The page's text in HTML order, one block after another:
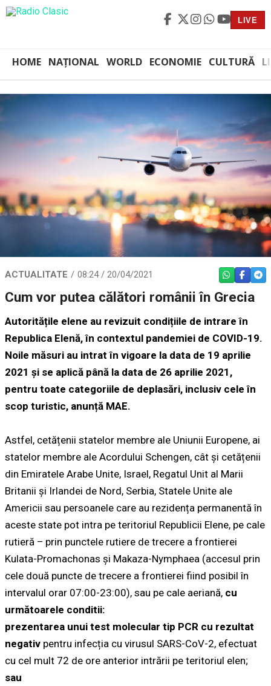
LIVE
HOME NAȚIONAL WORLD ECONOMIE CULTURĂ
ACTUALITATE 08:24 / 20/04/2021 WHATSAPP
Cum vor putea călători românii în Grecia
Autoritățile elene au revizuit condițiile de intrare în
Republica Elenă, în contextul pandemiei de COVID-19.
Noile măsuri au intrat în vigoare la data de 19 aprilie
2021 și se aplică până la data de 26 aprilie 2021,
pentru toate categoriile de deplasări, inclusiv cele în
scop turistic, anunță MAE.
Astfel, cetățenii statelor membre ale Uniunii Europene, ai
statelor membre ale Acordului Schengen, cât și cetățenii
din Emiratele Arabe Unite, Israel, Regatul Unit al Marii
Britanii și Irlandei de Nord, Serbia, Statele Unite ale
Americii sau persoanele care au rezidența permanentă în
aceste state pot intra pe teritoriul Republicii Elene, pe cale
rutieră – prin punctele rutiere de trecere a frontierei
Kulata-Promachonas și Makaza-Nymphaea (accesul prin
cele două puncte de trecere a frontierei fiind posibil în
intervalul orar 07:00-23:00), sau pe cale aeriană, cu
următoarele conditii:
prezentarea unui test molecular tip PCR cu rezultat
negativ pentru infecția cu virusul SARS-CoV-2, efectuat
cu cel mult 72 de ore anterior intrării pe teritoriul elen;
sau